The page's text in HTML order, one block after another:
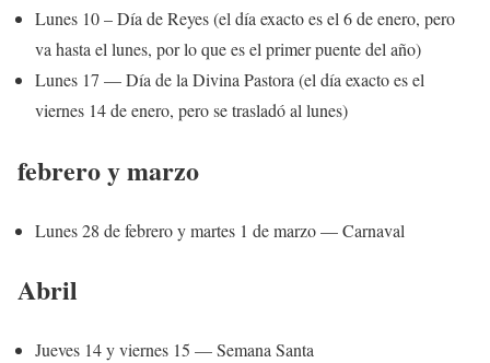
Lunes 10 – Día de Reyes (el día exacto es el 6 de enero, pero
va hasta el lunes, por lo que es el primer puente del año)
Lunes 17 — Día de la Divina Pastora (el día exacto es el
viernes 14 de enero, pero se trasladó al lunes)
febrero y marzo
Lunes 28 de febrero y martes 1 de marzo — Carnaval
Abril
Jueves 14 y viernes 15 — Semana Santa